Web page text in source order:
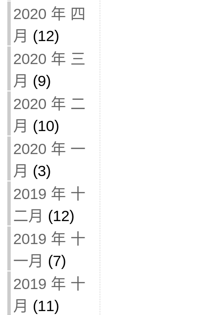
2020 年 四
月 (12)
2020 年 三
月 (9)
2020 年 二
月 (10)
2020 年 一
月 (3)
2019 年 十
二月 (12)
2019 年 十
一月 (7)
2019 年 十
月 (11)